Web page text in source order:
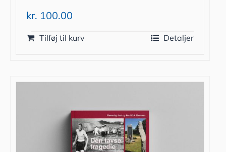
kr. 100.00
Tilføj til kurv Detaljer